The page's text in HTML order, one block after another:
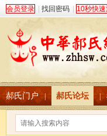
会员登录 找回密码 10秒快速
郝氏门户 | 郝氏论坛